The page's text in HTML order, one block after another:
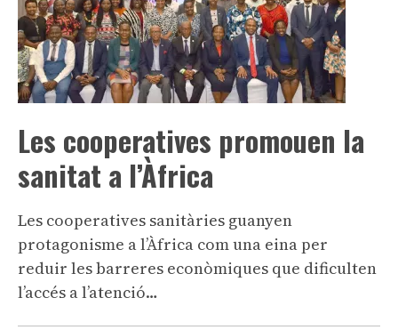
Les cooperatives promouen la
sanitat a l’Àfrica
Les cooperatives sanitàries guanyen
protagonisme a l’Àfrica com una eina per
reduir les barreres econòmiques que dificulten
l’accés a l’atenció…